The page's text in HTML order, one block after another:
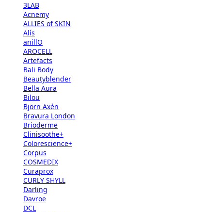
3LAB
Acnemy
ALLIES of SKIN
Alís
anillO
AROCELL
Artefacts
Bali Body
Beautyblender
Bella Aura
Bilou
Björn Axén
Bravura London
Brioderme
Clinisoothe+
Colorescience+
Corpus
COSMEDIX
Curaprox
CURLY SHYLL
Darling
Davroe
DCL